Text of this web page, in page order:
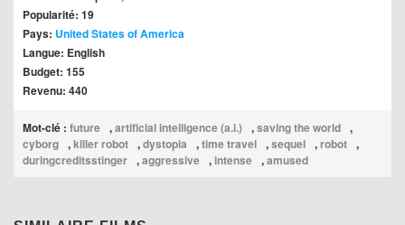
Popularité: 19
Pays: United States of America
Langue: English
Budget: 155
Revenu: 440
Mot-clé : future ,artificial intelligence (a.i.) ,saving the world ,
cyborg ,killer robot ,dystopia ,time travel ,sequel ,robot ,
duringcreditsstinger ,aggressive , intense ,amused